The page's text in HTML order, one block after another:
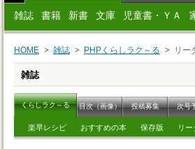
雑誌 書籍 新書 文庫 児童書・ＹＡ
HOME 雑誌 PHPくらしラク～る リー
雑誌
くらしラク～る 目次（画像） 投稿募集 次号
楽早レシピ おすすめの本 保存版 リ